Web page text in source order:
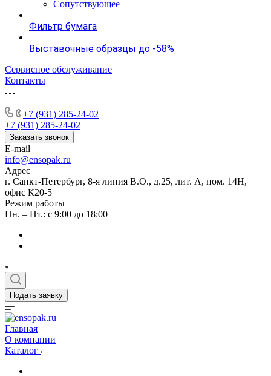
Сопутствующее
Фильтр бумага
Выставочные образцы до -58%
Сервисное обслуживание
Контакты
+7 (931) 285-24-02
+7 (931) 285-24-02
Заказать звонок
E-mail
info@ensopak.ru
Адрес
г. Санкт-Петербург, 8-я линия В.О., д.25, лит. А, пом. 14Н,
офис К20-5
Режим работы
Пн. – Пт.: с 9:00 до 18:00
Подать заявку
Главная
О компании
Каталог